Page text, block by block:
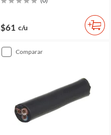
$61 c/u
comparar